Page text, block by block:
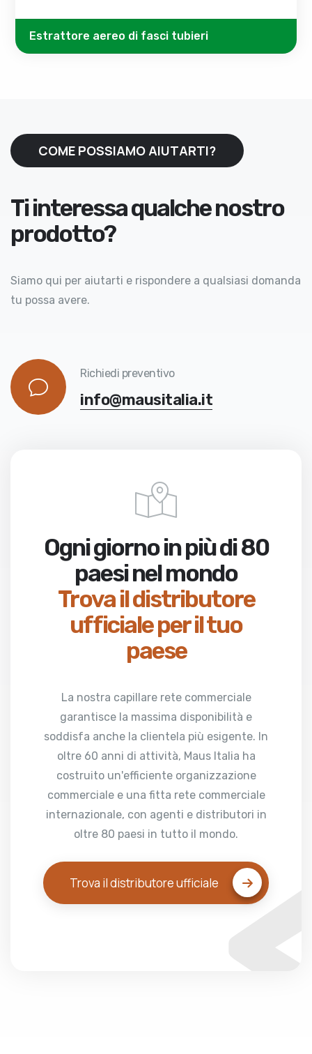
Estrattore aereo di fasci tubieri
COME POSSIAMO AIUTARTI?
Ti interessa qualche nostro
prodotto?
Siamo qui per aiutarti e rispondere a qualsiasi domanda
tu possa avere.
Richiedi preventivo
info@mausitalia.it
Ogni giorno in più di 80
paesi nel mondo
Trova il distributore
ufficiale per il tuo
paese
La nostra capillare rete commerciale
garantisce la massima disponibilità e
soddisfa anche la clientela più esigente. In
oltre 60 anni di attività, Maus Italia ha
costruito un'efficiente organizzazione
commerciale e una fitta rete commerciale
internazionale, con agenti e distributori in
oltre 80 paesi in tutto il mondo.
Trova il distributore ufficiale